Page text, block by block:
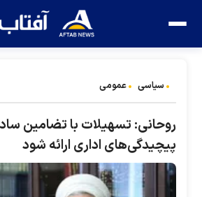
سیاسی عمومی
روحانی: تسهیلات با تضامین
پیچیدگی‌های اداری ارائه شود